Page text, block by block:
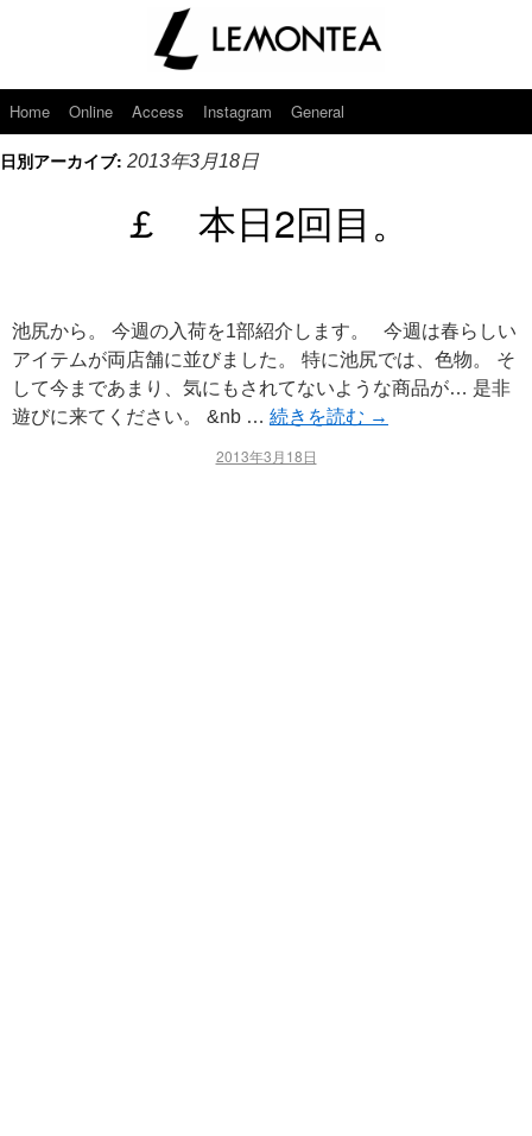
Home Online Access Instagram General
日別アーカイブ: 2013年3月18日
￡ 本日2回目。
池尻から。 今週の入荷を1部紹介します。 今週は春らしい
アイテムが両店舗に並びました。 特に池尻では、色物。 そ
して今まであまり、気にもされてないような商品が… 是非
遊びに来てください。 &nb … 続きを読む →
2013年3月18日